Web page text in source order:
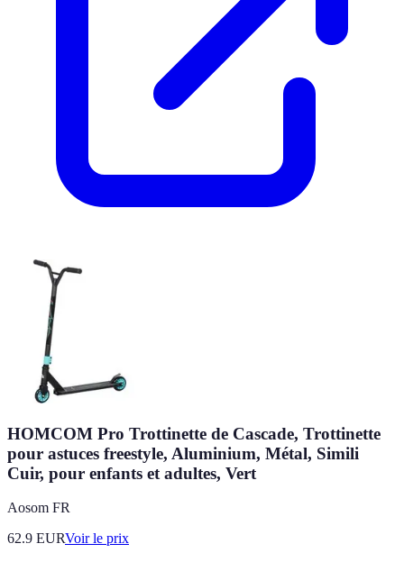
HOMCOM Pro Trottinette de Cascade, Trottinette
pour astuces freestyle, Aluminium, Métal, Simili
Cuir, pour enfants et adultes, Vert
Aosom FR
62.9 EURVoir le prix